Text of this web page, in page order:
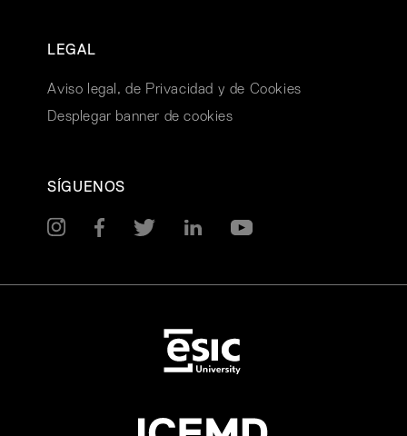
LEGAL
Aviso legal, de Privacidad y de Cookies
Desplegar banner de cookies
SÍGUENOS